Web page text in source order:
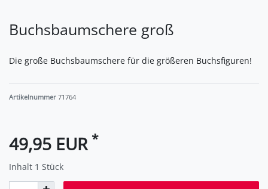
Buchsbaumschere groß
Die große Buchsbaumschere für die größeren Buchsfiguren!
Artikelnummer 71764
49,95 EUR *
Inhalt 1 Stück